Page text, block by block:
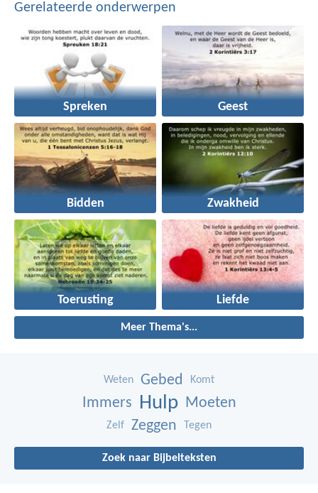
Gerelateerde onderwerpen
Spreken Geest
Bidden Zwakheid
Toerusting Liefde
Meer Thema's...
Weten Gebed Komt
Immers Hulp Moeten
Zelf Zeggen Tegen
Zoek naar Bijbelteksten